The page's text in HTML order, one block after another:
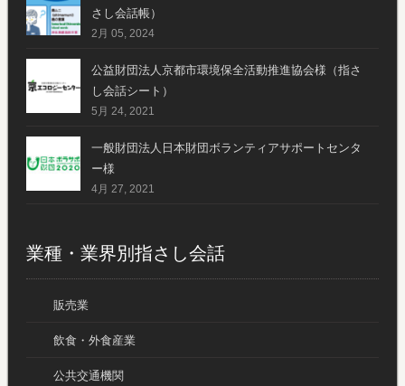
さし会話帳）
2月 05, 2024
公益財団法人京都市環境保全活動推進協会様（指さ
し会話シート）
5月 24, 2021
一般財団法人日本財団ボランティアサポートセンタ
ー様
4月 27, 2021
業種・業界別指さし会話
販売業
飲食・外食産業
公共交通機関